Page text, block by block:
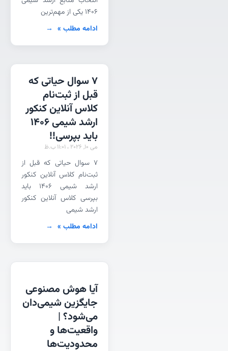
۱۴۰۶ یکی از مهم‌ترین
ادامه مطلب »
7 سوال حیاتی که
قبل از ثبت‌نام
کلاس آنلاین کنکور
ارشد شیمی ۱۴۰۶
باید بپرسی!!
می 10, 2026
۷ سوال حیاتی که قبل از
ثبت‌نام کلاس آنلاین کنکور
ارشد شیمی ۱۴۰۶ باید
بپرسی کلاس آنلاین کنکور
ارشد شیمی
ادامه مطلب »
آیا هوش مصنوعی
جایگزین شیمی‌دان
می‌شود؟ |
واقعیت‌ها و
محدودیت‌ها